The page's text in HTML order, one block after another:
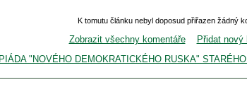
K tomutu článku nebyl doposud přiřazen žádný
Zobrazit všechny komentáře
Přidat nový
"NOVÉHO DEMOKRATICKÉHO RUSKA"